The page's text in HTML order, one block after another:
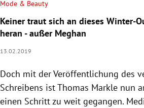
Mode & Beauty
Keiner traut sich an dieses Winter-
heran - außer Meghan
13.02.2019
Doch mit der Veröffentlichung des
Schreibens istThomas Markle nun
einen Schritt zu weit gegangen.